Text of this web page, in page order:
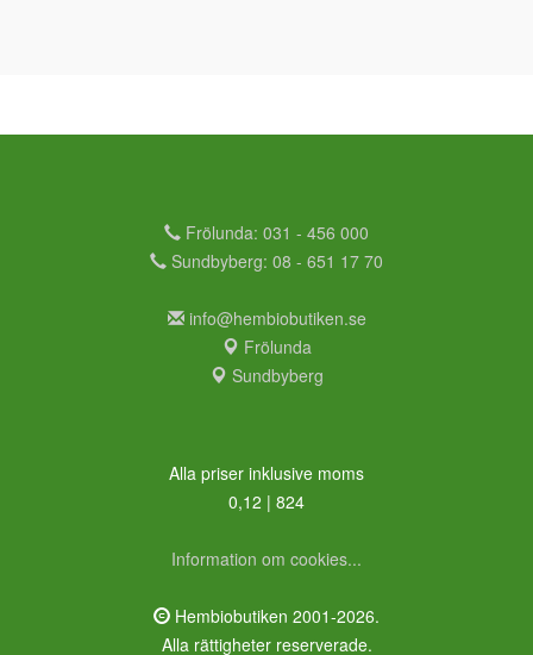
Frölunda: 031 - 456 000
Sundbyberg: 08 - 651 17 70
info@hembiobutiken.se
Frölunda
Sundbyberg
Alla priser inklusive moms
0,12 | 824
Information om cookies...
Hembiobutiken 2001-2026.
Alla rättigheter reserverade.